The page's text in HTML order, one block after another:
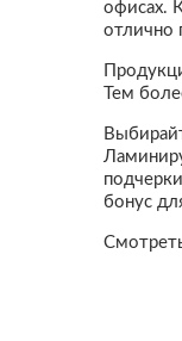
офисах.
отлично
Тем
бонус